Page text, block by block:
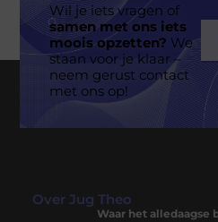
Wil je iets vragen of
samen met ons iets
moois opzetten? We
staan voor je klaar –
neem gerust contact
met ons op!
Over Jug Theo
Waar het alledaagse